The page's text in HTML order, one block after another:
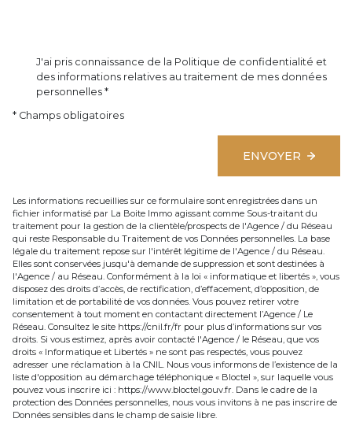
J'ai pris connaissance de la Politique de confidentialité et
des informations relatives au traitement de mes données
personnelles *
* Champs obligatoires
ENVOYER
Les informations recueillies sur ce formulaire sont enregistrées dans un
fichier informatisé par La Boite Immo agissant comme Sous-traitant du
traitement pour la gestion de la clientèle/prospects de l'Agence / du Réseau
qui reste Responsable du Traitement de vos Données personnelles. La base
légale du traitement repose sur l'intérêt légitime de l'Agence / du Réseau.
Elles sont conservées jusqu'à demande de suppression et sont destinées à
l'Agence / au Réseau. Conformément à la loi « informatique et libertés », vous
disposez des droits d’accès, de rectification, d’effacement, d’opposition, de
limitation et de portabilité de vos données. Vous pouvez retirer votre
consentement à tout moment en contactant directement l’Agence / Le
Réseau. Consultez le site https://cnil.fr/fr pour plus d’informations sur vos
droits. Si vous estimez, après avoir contacté l'Agence / le Réseau, que vos
droits « Informatique et Libertés » ne sont pas respectés, vous pouvez
adresser une réclamation à la CNIL. Nous vous informons de l’existence de la
liste d'opposition au démarchage téléphonique « Bloctel », sur laquelle vous
pouvez vous inscrire ici : https://www.bloctel.gouv.fr. Dans le cadre de la
protection des Données personnelles, nous vous invitons à ne pas inscrire de
Données sensibles dans le champ de saisie libre.